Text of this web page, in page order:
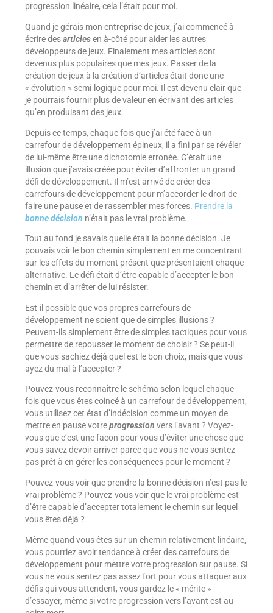
progression linéaire, cela l’était pour moi.
Quand je gérais mon entreprise de jeux, j’ai commencé à
écrire desarticlesen à-côté pour aider les autres
développeurs de jeux. Finalement mes articles sont
devenus plus populaires que mes jeux. Passer de la
création de jeux à la création d’articles était donc une
« évolution » semi-logique pour moi. Il est devenu clair que
je pourrais fournir plus de valeur en écrivant des articles
qu’en produisant des jeux.
Depuis ce temps, chaque fois que j’ai été face à un
carrefour de développement épineux, il a fini par se révéler
de lui-même être une dichotomie erronée. C’était une
illusion que j’avais créée pour éviter d’affronter un grand
défi de développement. Il m’est arrivé de créer des
carrefours de développement pour m’accorder le droit de
faire une pause et de rassembler mes forces. Prendre la
bonne décision n’était pas le vrai problème.
Tout au fond je savais quelle était la bonne décision. Je
pouvais voir le bon chemin simplement en me concentrant
sur les effets du moment présent que présentaient chaque
alternative. Le défi était d’être capable d’accepter le bon
chemin et d’arrêter de lui résister.
Est-il possible que vos propres carrefours de
développement ne soient que de simples illusions ?
Peuvent-ils simplement être de simples tactiques pour vous
permettre de repousser le moment de choisir ? Se peut-il
que vous sachiez déjà quel est le bon choix, mais que vous
ayez du mal à l’accepter ?
Pouvez-vous reconnaître le schéma selon lequel chaque
fois que vous êtes coincé à un carrefour de développement,
vous utilisez cet état d’indécision comme un moyen de
mettre en pause votreprogression vers l’avant ? Voyez-
vous que c’est une façon pour vous d’éviter une chose que
vous savez devoir arriver parce que vous ne vous sentez
pas prêt à en gérer les conséquences pour le moment ?
Pouvez-vous voir que prendre la bonne décision n’est pas le
vrai problème ? Pouvez-vous voir que le vrai problème est
d’être capable d’accepter totalement le chemin sur lequel
vous êtes déjà ?
Même quand vous êtes sur un chemin relativement linéaire,
vous pourriez avoir tendance à créer des carrefours de
développement pour mettre votre progression sur pause. Si
vous ne vous sentez pas assez fort pour vous attaquer aux
défis qui vous attendent, vous gardez le « mérite »
d’essayer, même si votre progression vers l’avant est au